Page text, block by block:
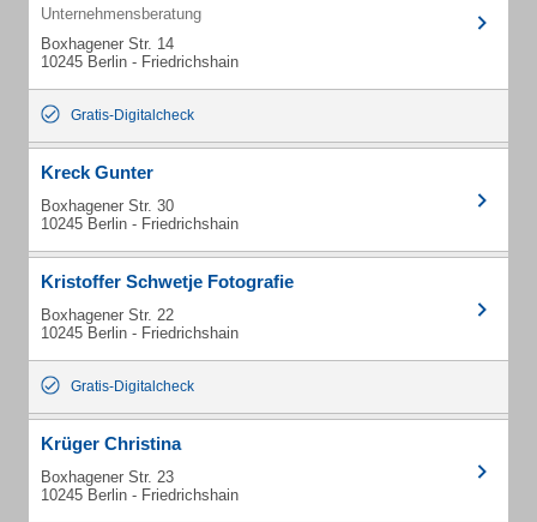
Unternehmensberatung
Boxhagener Str. 14
10245 Berlin - Friedrichshain
Gratis-Digitalcheck
Kreck Gunter
Boxhagener Str. 30
10245 Berlin - Friedrichshain
Kristoffer Schwetje Fotografie
Boxhagener Str. 22
10245 Berlin - Friedrichshain
Gratis-Digitalcheck
Krüger Christina
Boxhagener Str. 23
10245 Berlin - Friedrichshain